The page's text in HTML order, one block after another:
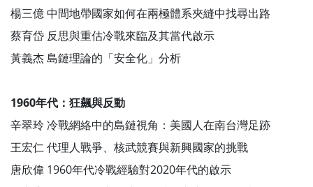
楊三億 中間地帶國家如何在兩極體系夾縫中找尋出路
蔡育岱 反思與重估冷戰來臨及其當代啟示
黃義杰 島鏈理論的「安全化」分析
1960年代：狂飆與反動
辛翠玲 冷戰網絡中的島鏈視角：美國人在南台灣足跡
王宏仁 代理人戰爭、核武競賽與新興國家的挑戰
唐欣偉 1960年代冷戰經驗對2020年代的啟示